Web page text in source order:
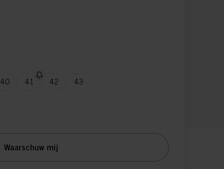
40 41 42 43
Waarschuw mij